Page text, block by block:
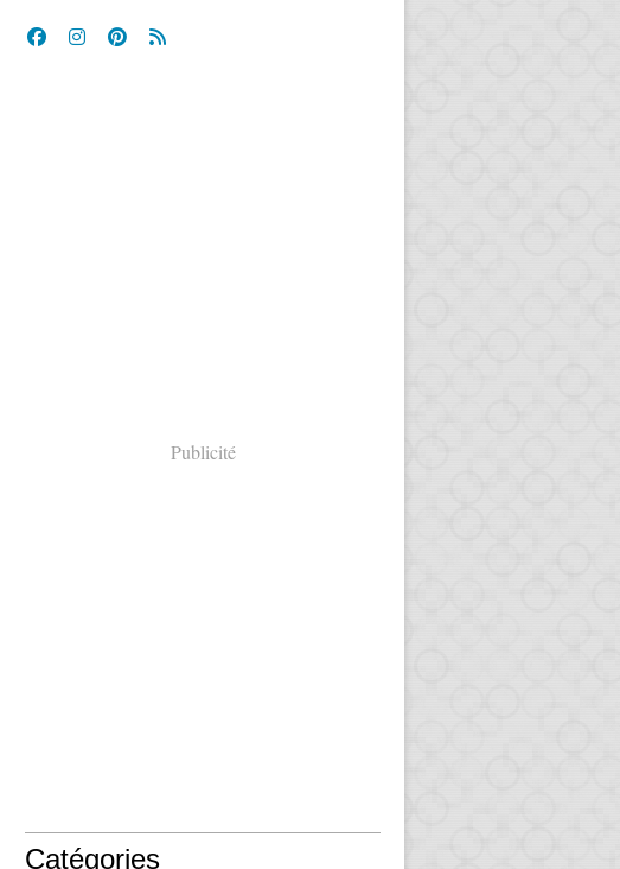
Publicité
Catégories